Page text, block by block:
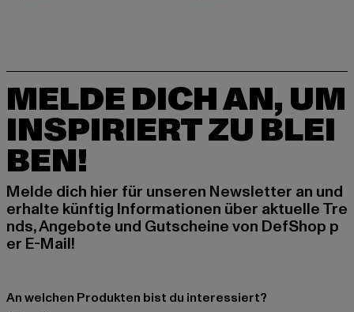
MELDE DICH AN, UM
INSPIRIERT ZU BLEI
BEN!
Melde dich hier für unseren Newsletter an und
erhalte künftig Informationen über aktuelle Tre
nds, Angebote und Gutscheine von DefShop p
er E-Mail!
An welchen Produkten bist du interessiert?